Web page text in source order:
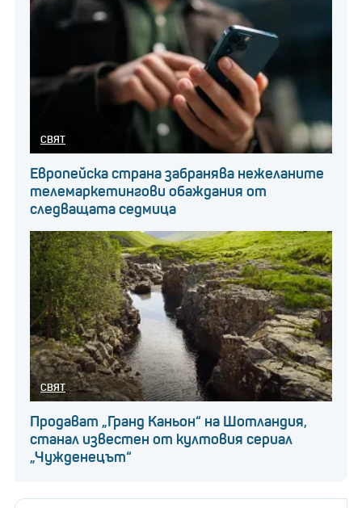
СВЯТ
Европейска страна забранява нежеланите
телемаркетингови обаждания от
следващата седмица
СВЯТ
Продават „Гранд Каньон“ на Шотландия,
станал известен от култовия сериал
„Чужденецът“